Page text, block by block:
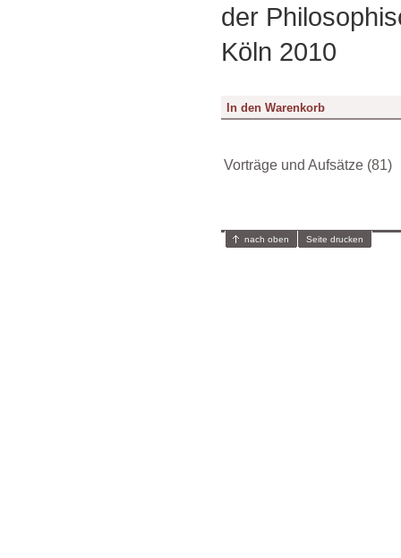
der
Köln 2010
Vorträge und Aufsätze (81)
nach oben Seite drucken